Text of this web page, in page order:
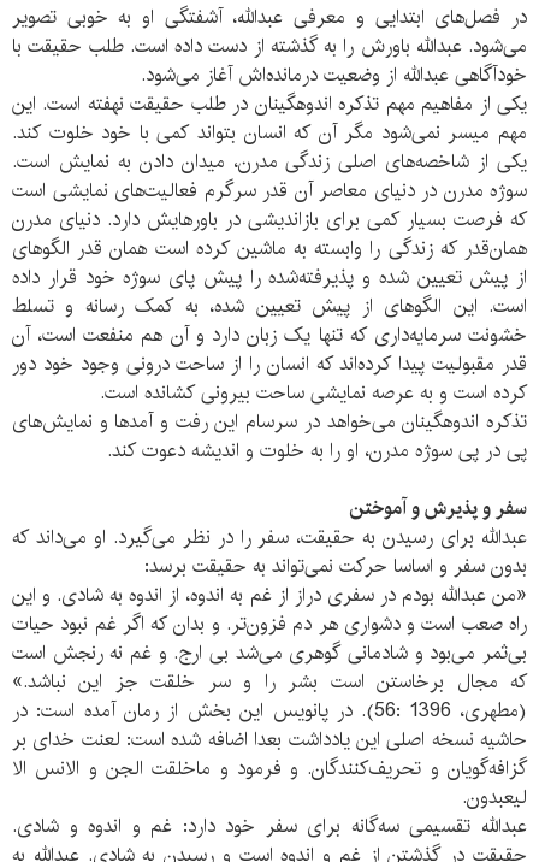
در فصل‌های ابتدایی و معرفی عبدالله، آشفتگی او به خوبی تصویر
می‌شود. عبدالله باورش را به گذشته از دست داده است. طلب حقیقت با
خودآگاهی عبدالله از وضعیت درمانده‌اش آغاز می‌شود.
یکی از مفاهیم مهم تذکره اندوهگینان در طلب حقیقت نهفته است. این
مهم میسر نمی‌شود مگر آن که انسان بتواند کمی با خود خلوت کند.
یکی از شاخصه‌های اصلی زندگی مدرن، میدان دادن به نمایش است.
سوژه مدرن در دنیای معاصر آن قدر سرگرم فعالیت‌های نمایشی است
که فرصت بسیار کمی برای بازاندیشی در باورهایش دارد. دنیای مدرن
همان‌قدر که زندگی را وابسته به ماشین کرده است همان قدر الگوهای
از پیش تعیین شده و پذیرفته‌شده را پیش پای سوژه خود قرار داده
است. این الگوهای از پیش تعیین شده، به کمک رسانه و تسلط
خشونت سرمایه‌داری که تنها یک زبان دارد و آن هم منفعت است، آن
قدر مقبولیت پیدا کرده‌اند که انسان را از ساحت درونی وجود خود دور
کرده است و به عرصه نمایشی ساحت بیرونی کشانده است.
تذکره اندوهگینان می‌خواهد در سرسام این رفت و آمدها و نمایش‌های
پی در پی سوژه مدرن، او را به خلوت و اندیشه دعوت کند.
سفر و پذیرش و آموختن
عبدالله برای رسیدن به حقیقت، سفر را در نظر می‌گیرد. او می‌داند که
بدون سفر و اساسا حرکت نمی‌تواند به حقیقت برسد:
«من عبدالله بودم در سفری دراز از غم به اندوه، از اندوه به شادی. و این
راه صعب است و دشواری هر دم فزون‌تر. و بدان که اگر غم نبود حیات
بی‌ثمر می‌بود و شادمانی گوهری می‌شد بی ارج. و غم نه رنجش است
که مجال برخاستن است بشر را و سر خلقت جز این نباشد.»
(مطهری، 1396 :56). در پانویس این بخش از رمان آمده است: در
حاشیه نسخه اصلی این یادداشت بعدا اضافه شده است: لعنت خدای بر
گزافه‌گویان و تحریف‌کنندگان. و فرمود و ماخلقت الجن و الانس الا
لیعبدون.
عبدالله تقسیمی سه‌گانه برای سفر خود دارد: غم و اندوه و شادی.